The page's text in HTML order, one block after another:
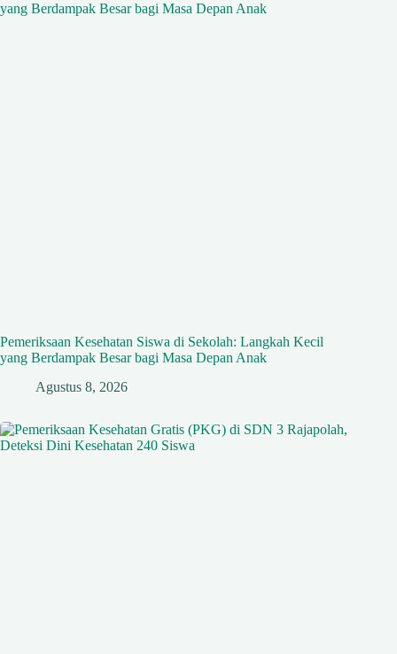
Pemeriksaan Kesehatan Siswa di Sekolah: Langkah Kecil
yang Berdampak Besar bagi Masa Depan Anak
Agustus 8, 2026